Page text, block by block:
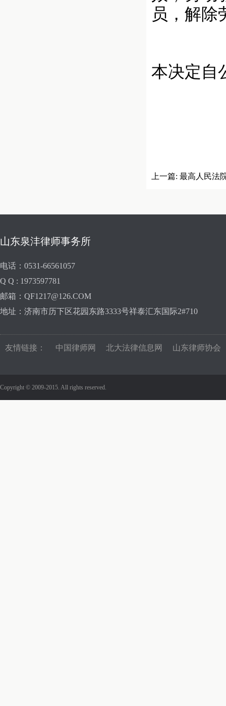
员，解除
本决定自
上一篇: 最高人民法
山东泉沣律师事务所
电话：0531-66561057
Q Q : 1973597781
邮箱：QF1217@126.COM
地址：济南市历下区花园东路3333号祥泰汇东国际2#710
友情链接： 中国律师网 北大法律信息网 山东律师协会
Copyright © 2009-2015. All rights reserved.